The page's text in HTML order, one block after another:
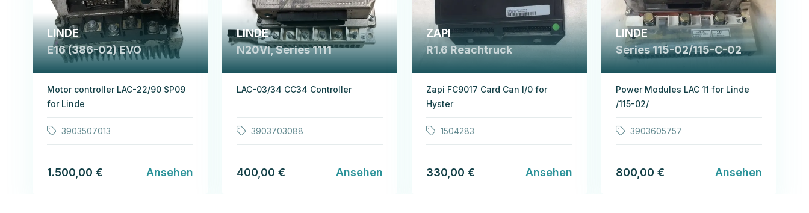
LINDE
E16 (386-02) EVO
Motor controller LAC-22/90 SP09
for Linde
3903507013
1.500,00 € Ansehen
LINDE
N20VI, Series 1111
LAC-03/34 CC34 Controller
3903703088
400,00 € Ansehen
ZAPI
R1.6 Reachtruck
Zapi FC9017 Card Can I/0 for
Hyster
1504283
330,00 € Ansehen
LINDE
Series 115-02/115-C-02
Power Modules LAC 11 for Linde
/115-02/
3903605757
800,00 € Ansehen